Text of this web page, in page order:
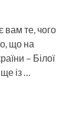
вам те, чого
що на
– Білої
із …